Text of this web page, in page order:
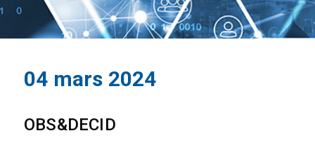
04 mars 2024
OBS&DECID